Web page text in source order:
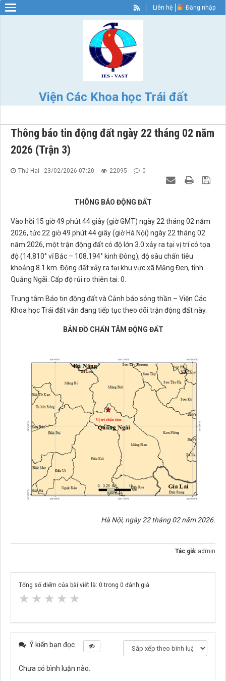
Warning: Constant WP_SITEURL already defined in
/home/nhigvyzu/ies.vast.gov/wp-config.php
Viện Các Khoa học Trái đất
Liên hệ Đăng nhập
Thông báo tin động đất ngày 22 tháng 02 năm
2026 (Trận 3)
Thứ Hai - 23/02/2026 07:20 22095 0
THÔNG BÁO ĐỘNG ĐẤT
Vào hồi 15 giờ 49 phút 44 giây (giờ GMT) ngày 22 tháng 02 năm
2026, tức 22 giờ 49 phút 44 giây (giờ Hà Nội) ngày 22 tháng 02
năm 2026, một trận động đất có độ lớn 3.0 xảy ra tại vị trí có tọa
độ (14.810° vĩ Bắc – 108.194° kinh Đông), độ sâu chấn tiêu
khoảng 8.1 km. Động đất xảy ra tại khu vực xã Măng Đen, tỉnh
Quảng Ngãi. Cấp độ rủi ro thiên tai: 0.
Trung tâm Báo tin động đất và Cảnh báo sóng thần – Viện Các
Khoa học Trái đất vẫn đang tiếp tục theo dõi trận động đất này.
BẢN ĐỒ CHẤN TÂM ĐỘNG ĐẤT
Hà Nội, ngày 22 tháng 02 năm 2026.
Tác giả: admin
Tổng số điểm của bài viết là: 0 trong 0 đánh giá
★ ★ ★ ★ ★
Ý kiến bạn đọc
Chưa có bình luận nào.